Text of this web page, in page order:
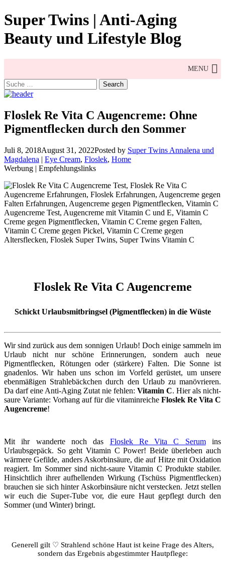
Skip
to
content
Super Twins | Anti-Aging
Beauty und Lifestyle Blog
MENU
Search
for:
Floslek Re Vita C Augencreme: Ohne
Pigmentflecken durch den Sommer
Juli 8, 2018August 31, 2022Posted by Super Twins Annalena und
Magdalena | Eye Cream, Floslek, Home
Werbung | Empfehlungslinks
Floslek Re Vita C Augencreme
Schickt Urlaubsmitbringsel (Pigmentflecken) in die Wüste
Wir sind zurück aus dem sonnigen Urlaub! Doch einige sammeln im
Urlaub nicht nur schöne Erinnerungen, sondern auch neue
Pigmentflecken, Rötungen oder (stärkere) Falten. Die Sonne ist
gnadenlos. Wir haben uns schon im Vorfeld gerüstet, um unsere
ebenmäßigen Strahlebäckchen durch den Urlaub zu manövrieren.
Da darf eine Anti-Aging Zutat nie fehlen: Vitamin C. Hier als nicht-
saure Variante: Vorhang auf für die vitaminreiche Floslek Re Vita C
Augencreme!
Mit ihr wanderte noch das Floslek Re Vita C Serumins
Urlaubsgepäck. So geht Vitamin C Power! Beide überleben auch
wärmere Gefilde, anders Askorbinsäure, die auf Hitze mit Oxidation
reagiert. Im Sommer sind nicht-saure Vitamin C Produkte stabiler.
Hinsichtlich ihrer aufhellenden Wirkung (Tschüss Pigmentflecken)
brauchen sie sich hinter Askorbinsäure nicht verstecken. Jetzt stellen
wir euch die Super-Tube vor, die eure Haut gepflegt durch den
Sommer (und Winter) bringt.
Generell gilt ♡ Strahlend schöne Haut ist keine Frage des Alters,
sondern das Ergebnis abgestimmter Hautpflege: